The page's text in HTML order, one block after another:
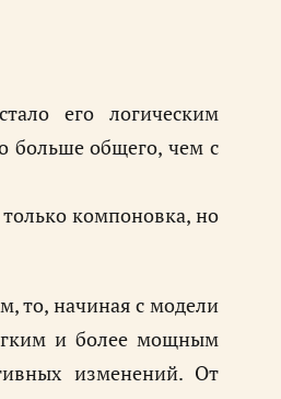
его логическим
больше общего, чем с
компоновка, но
то, начиная с модели
и более мощным
изменений. От